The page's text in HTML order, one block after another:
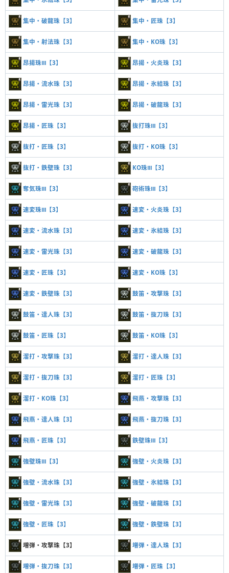
集中・破龍珠【3】 集中・匠珠【3】
集中・射法珠【3】 集中・KO珠【3】
昂揚珠Ⅲ【3】 昂揚・火炎珠【3】
昂揚・流水珠【3】 昂揚・氷結珠【3】
昂揚・雷光珠【3】 昂揚・破龍珠【3】
昂揚・匠珠【3】 抜打珠Ⅲ【3】
抜打・匠珠【3】 抜打・KO珠【3】
抜打・鉄壁珠【3】 KO珠Ⅲ【3】
奪気珠Ⅲ【3】 砲術珠Ⅲ【3】
速変珠Ⅲ【3】 速変・火炎珠【3】
速変・流水珠【3】 速変・氷結珠【3】
速変・雷光珠【3】 速変・破龍珠【3】
速変・匠珠【3】 速変・KO珠【3】
速変・鉄壁珠【3】 鼓笛・攻撃珠【3】
鼓笛・達人珠【3】 鼓笛・抜刀珠【3】
鼓笛・匠珠【3】 鼓笛・KO珠【3】
溜打・攻撃珠【3】 溜打・達人珠【3】
溜打・抜刀珠【3】 溜打・匠珠【3】
溜打・KO珠【3】 飛燕・攻撃珠【3】
飛燕・達人珠【3】 飛燕・抜刀珠【3】
飛燕・匠珠【3】 鉄壁珠Ⅲ【3】
強壁珠Ⅲ【3】 強壁・火炎珠【3】
強壁・流水珠【3】 強壁・氷結珠【3】
強壁・雷光珠【3】 強壁・破龍珠【3】
強壁・匠珠【3】 強壁・鉄壁珠【3】
増弾・攻撃珠【3】 増弾・達人珠【3】
増弾・抜刀珠【3】 増弾・匠珠【3】